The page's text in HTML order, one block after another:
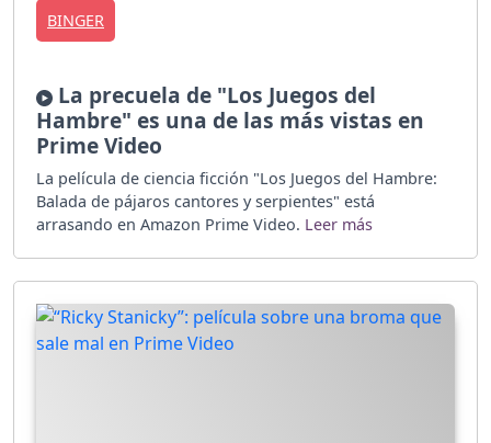
BINGER
La precuela de "Los Juegos del
Hambre" es una de las más vistas en
Prime Video
La película de ciencia ficción "Los Juegos del Hambre:
Balada de pájaros cantores y serpientes" está
arrasando en Amazon Prime Video.